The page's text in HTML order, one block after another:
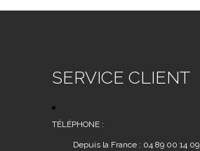
SERVICE CLIENT
TÉLÉPHONE :
Depuis la France : 04 89 00 14 09